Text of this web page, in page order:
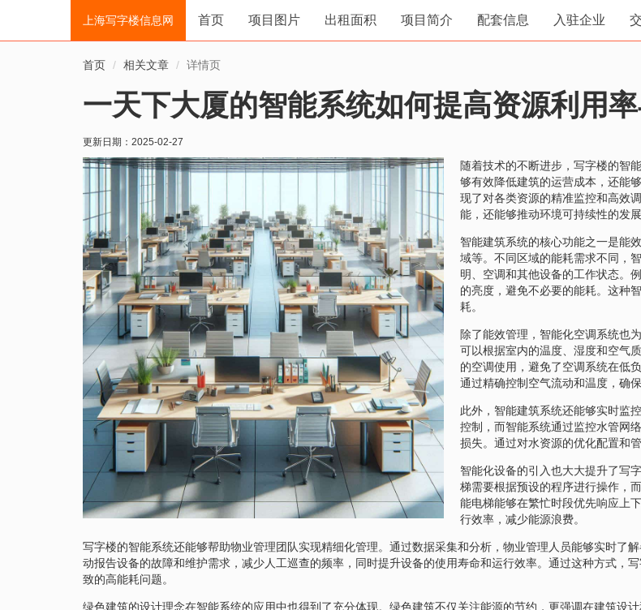
上海写字楼信息网 首页 项目图片 出租面积 项目简介 配套信息 入驻企业
首页 相关文章 详情页
一天下大厦的智能系统如何提高资源利用
更新日期： 2025-02-27
随着技术的不断进步，写字楼的智
够有效降低建筑的运营成本，还能
现了对各类资源的精准监控和高效
能，还能够推动环境可持续性的发
智能建筑系统的核心功能之一是能
域等。不同区域的能耗需求不同，
明、空调和其他设备的工作状态。
的亮度，避免不必要的能耗。这种
耗。
除了能效管理，智能化空调系统也
可以根据室内的温度、湿度和空气
的空调使用，避免了空调系统在低
通过精确控制空气流动和温度，确
此外，智能建筑系统还能够实时监
控制，而智能系统通过监控水管网
损失。通过对水资源的优化配置和
智能化设备的引入也大大提升了写
梯需要根据预设的程序进行操作，
能电梯能够在繁忙时段优先响应上
行效率，减少能源浪费。
写字楼的智能系统还能够帮助物业管理团队实现精细化管理。通过数据采集和分析，物业管理人员能够实时了
动报告设备的故障和维护需求，减少人工巡查的频率，同时提升设备的使用寿命和运行效率。通过这种方式，
致的高能耗问题。
绿色建筑的设计理念在智能系统的应用中也得到了充分体现。绿色建筑不仅关注能源的节约，更强调在建筑设